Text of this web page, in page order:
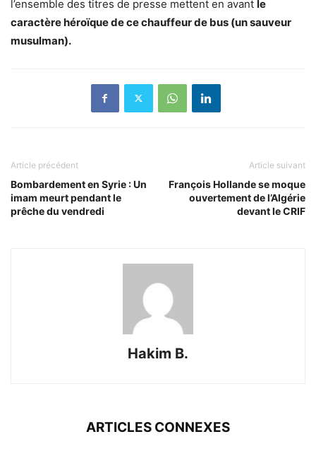
l’ensemble des titres de presse mettent en avant le
caractère héroïque de ce chauffeur de bus (un sauveur
musulman).
Article précédent
Bombardement en Syrie : Un
imam meurt pendant le
prêche du vendredi
Article suivant
François Hollande se moque
ouvertement de l’Algérie
devant le CRIF
Hakim B.
ARTICLES CONNEXES